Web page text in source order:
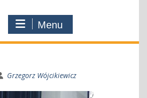
Menu
Grzegorz Wójcikiewicz